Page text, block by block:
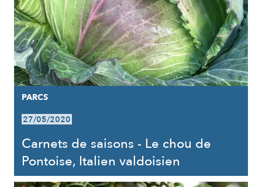
PARCS
27/05/2020
Carnets de saisons - Le chou de
Pontoise, Italien valdoisien